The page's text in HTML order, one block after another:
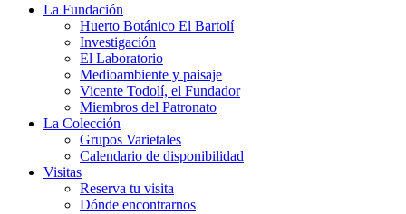
La Fundación
Huerto Botánico El Bartolí
Investigación
El Laboratorio
Medioambiente y paisaje
Vicente Todolí, el Fundador
Miembros del Patronato
La Colección
Grupos Varietales
Calendario de disponibilidad
Visitas
Reserva tu visita
Dónde encontrarnos